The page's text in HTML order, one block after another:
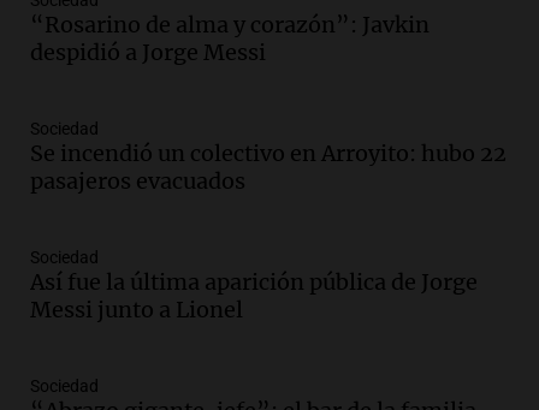
Audio.
Del fitness a la longevidad: por
qué crece el consumo de alimentos con
proteínas
Episodios
Audio.Investigan un asalto millonario a
la cooperativa Talamochita en Villa
Episodios
Audio.Vandalismo en San Miguel de
Tucumán: destruyeron 433 luminarias
Panorama Federal
“Rosarino de alma y corazón”: Javkin
despidió a Jorge Messi
Sociedad
Se incendió un colectivo en Arroyito: hubo 22
pasajeros evacuados
Sociedad
Así fue la última aparición pública de Jorge
Messi junto a Lionel
Sociedad